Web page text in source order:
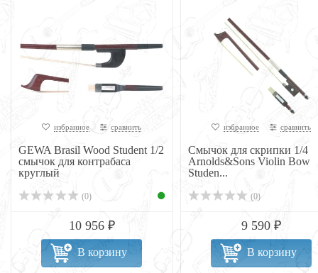
избранное сравнить
GEWA Brasil Wood Student 1/2
смычок для контрабаса
круглый
(0)
10 956 ₽
В корзину
избранное сравнить
Смычок для скрипки 1/4
Arnolds&Sons Violin Bow
Studen...
(0)
9 590 ₽
В корзину